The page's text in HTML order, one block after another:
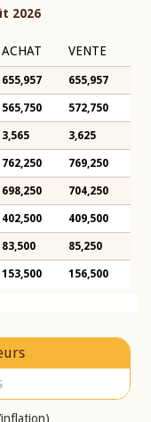
2026
ACHAT VENTE
655,957 655,957
565,750 572,750
3,565 3,625
762,250 769,250
698,250 704,250
402,500 409,500
83,500 85,250
153,500 156,500